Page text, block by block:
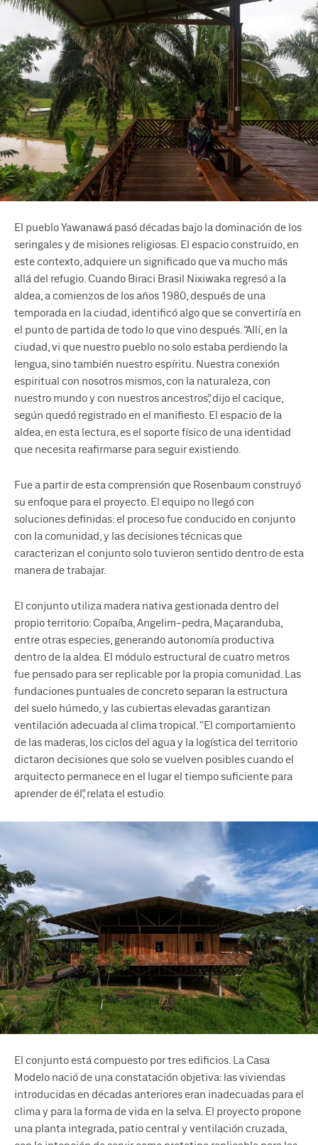
El pueblo Yawanawá pasó décadas bajo la dominación de los
seringales y de misiones religiosas. El espacio construido, en
este contexto, adquiere un significado que va mucho más
allá del refugio. Cuando Biraci Brasil Nixiwaka regresó a la
aldea, a comienzos de los años 1980, después de una
temporada en la ciudad, identificó algo que se convertiría en
el punto de partida de todo lo que vino después. “Allí, en la
ciudad, vi que nuestro pueblo no solo estaba perdiendo la
lengua, sino también nuestro espíritu. Nuestra conexión
espiritual con nosotros mismos, con la naturaleza, con
nuestro mundo y con nuestros ancestros”, dijo el cacique,
según quedó registrado en el manifiesto. El espacio de la
aldea, en esta lectura, es el soporte físico de una identidad
que necesita reafirmarse para seguir existiendo.
Fue a partir de esta comprensión que Rosenbaum construyó
su enfoque para el proyecto. El equipo no llegó con
soluciones definidas: el proceso fue conducido en conjunto
con la comunidad, y las decisiones técnicas que
caracterizan el conjunto solo tuvieron sentido dentro de esta
manera de trabajar.
El conjunto utiliza madera nativa gestionada dentro del
propio territorio: Copaíba, Angelim-pedra, Maçaranduba,
entre otras especies, generando autonomía productiva
dentro de la aldea. El módulo estructural de cuatro metros
fue pensado para ser replicable por la propia comunidad. Las
fundaciones puntuales de concreto separan la estructura
del suelo húmedo, y las cubiertas elevadas garantizan
ventilación adecuada al clima tropical. “El comportamiento
de las maderas, los ciclos del agua y la logística del territorio
dictaron decisiones que solo se vuelven posibles cuando el
arquitecto permanece en el lugar el tiempo suficiente para
aprender de él”, relata el estudio.
El conjunto está compuesto por tres edificios. La Casa
Modelo nació de una constatación objetiva: las viviendas
introducidas en décadas anteriores eran inadecuadas para el
clima y para la forma de vida en la selva. El proyecto propone
una planta integrada, patio central y ventilación cruzada,